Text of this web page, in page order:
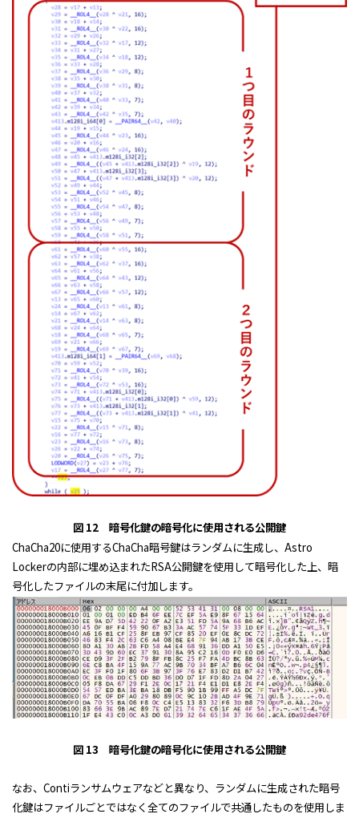
図 12 暗号化鍵の暗号化に使用される公開鍵
ChaCha20に使用するChaCha暗号鍵はランダムに生成し、Astro
Lockerの内部に埋め込まれたRSA公開鍵を使用して暗号化した上、暗
号化したファイルの末尾に付加します。
図 13 暗号化鍵の暗号化に使用される公開鍵
なお、Contiランサムウェアなどと異なり、ランダムに生成された暗号
化鍵はファイルごとではなく全てのファイルで共通したものを使用しま